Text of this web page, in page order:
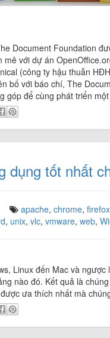
Document Foundation
mê với dự án
(công ty hậu thuẫn
bố với báo chí, The
góp để cùng phát triển
dụng tốt nhất
apache, chrome, firefox
, unix, vlc, vmware, web,
Linux đến Mac và
nào đó. Kết quả là
ưa thích nhất mà